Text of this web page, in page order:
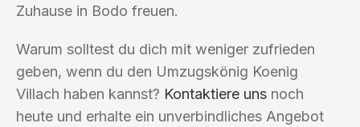
Zuhause in Bodo freuen.
Warum solltest du dich mit weniger zufrieden
geben, wenn du den Umzugskönig Koenig
Villach haben kannst? Kontaktiere uns noch
heute und erhalte ein unverbindliches Angebot